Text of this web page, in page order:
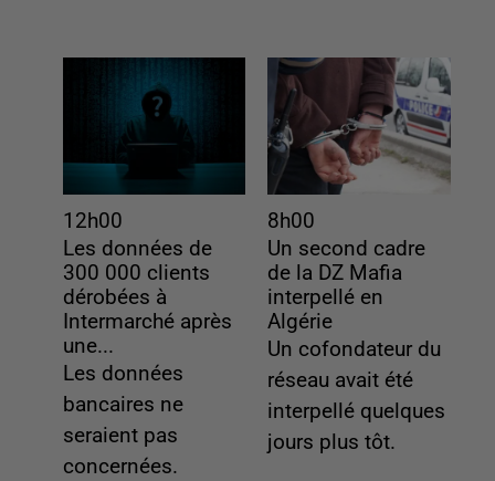
12h00
Les données de
300 000 clients
dérobées à
Intermarché après
une...
Les données
bancaires ne
seraient pas
concernées.
8h00
Un second cadre
de la DZ Mafia
interpellé en
Algérie
Un cofondateur du
réseau avait été
interpellé quelques
jours plus tôt.